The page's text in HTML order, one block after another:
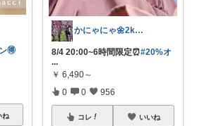
🉐
ね
かにゃにゃ🌼2kids mama
8/4 20:00~6時間限定⏰#20%オ
...
￥ 6,490～
0 0 956
コレ いいね